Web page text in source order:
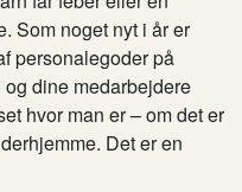
Som noget nyt i år er
personalegoder på
dine medarbejdere
hvor man er – om det er
Det er en